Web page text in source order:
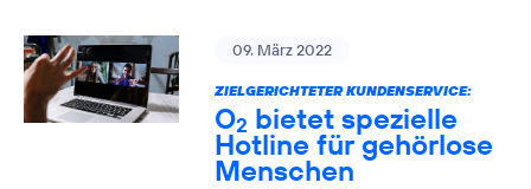
09. März 2022
ZIELGERICHTETER KUNDENSERVICE:
O2 bietet spezielle
Hotline für gehörlose
Menschen